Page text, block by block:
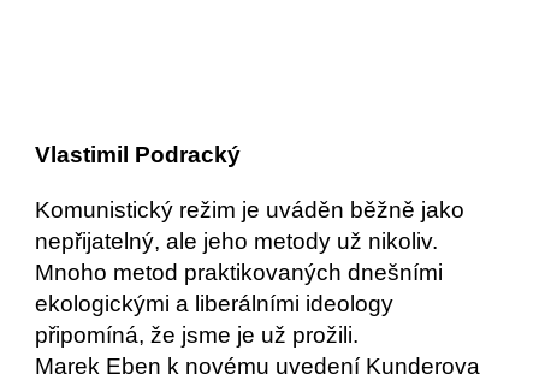
Vlastimil Podracký
Komunistický režim je uváděn běžně jako
nepřijatelný, ale jeho metody už nikoliv.
Mnoho metod praktikovaných dnešními
ekologickými a liberálními ideology
připomíná, že jsme je už prožili.
Marek Eben k novému uvedení Kunderova